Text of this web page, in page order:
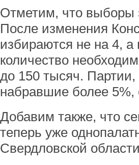
Отметим, что выборы
После изменения
избираются не на 4, а
количество
до 150 тысяч.
набравшие более 5%,
Добавим также, что
теперь уже
Свердловской